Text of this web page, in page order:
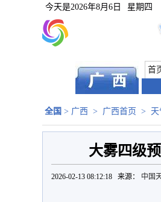
今天是2026年8月6日 星期四
首
全国 > 广西 > 广西首页 >
大雾四级
2026-02-13 08:12:18 来源： 中国